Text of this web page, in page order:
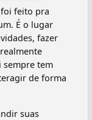
foi feito pra
É o lugar
fazer
sempre tem
de forma
suas